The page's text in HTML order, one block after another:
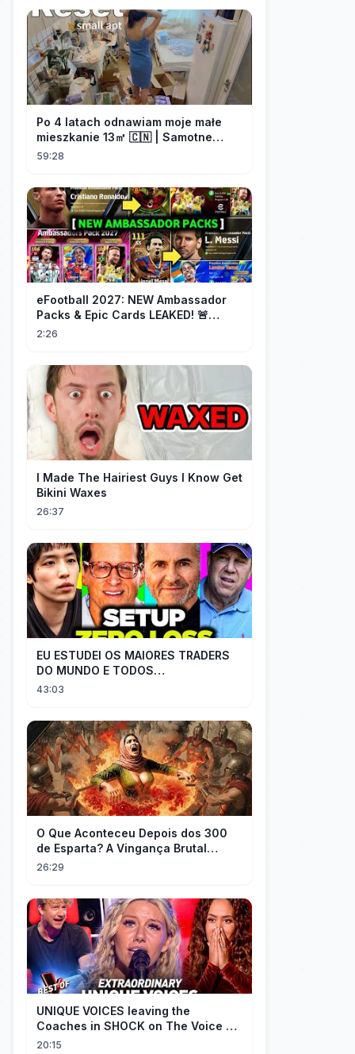
Po 4 latach odnawiam moje małe
mieszkanie 13㎡ 🇨🇳 | Samotne
życie w Chinach
59:28
eFootball 2027: NEW Ambassador
Packs & Epic Cards LEAKED! 🚨
Messi, Yamal, Neymar, Free Coins
2:26
I Made The Hairiest Guys I Know Get
Bikini Waxes
26:37
EU ESTUDEI OS MAIORES TRADERS
DO MUNDO E TODOS
COMPARTILHAM O MESMO SEGREDO
43:03
O Que Aconteceu Depois dos 300
de Esparta? A Vingança Brutal
Contra os Persas
26:29
UNIQUE VOICES leaving the
Coaches in SHOCK on The Voice #5
| Top 10
20:15